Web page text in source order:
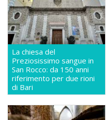
La chiesa del
Preziosissimo sangue in
San Rocco: da 150 anni
riferimento per due rioni
di Bari